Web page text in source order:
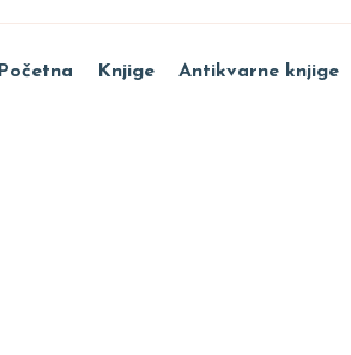
Početna Knjige Antikvarne knjige